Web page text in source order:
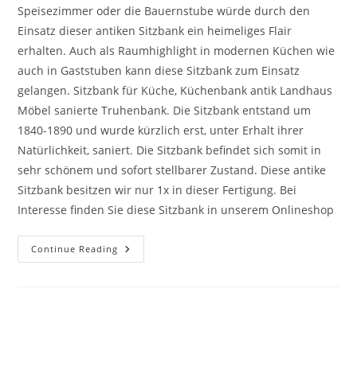
Speisezimmer oder die Bauernstube würde durch den
Einsatz dieser antiken Sitzbank ein heimeliges Flair
erhalten. Auch als Raumhighlight in modernen Küchen wie
auch in Gaststuben kann diese Sitzbank zum Einsatz
gelangen. Sitzbank für Küche, Küchenbank antik Landhaus
Möbel sanierte Truhenbank. Die Sitzbank entstand um
1840-1890 und wurde kürzlich erst, unter Erhalt ihrer
Natürlichkeit, saniert. Die Sitzbank befindet sich somit in
sehr schönem und sofort stellbarer Zustand. Diese antike
Sitzbank besitzen wir nur 1x in dieser Fertigung. Bei
Interesse finden Sie diese Sitzbank in unserem Onlineshop
Continue Reading